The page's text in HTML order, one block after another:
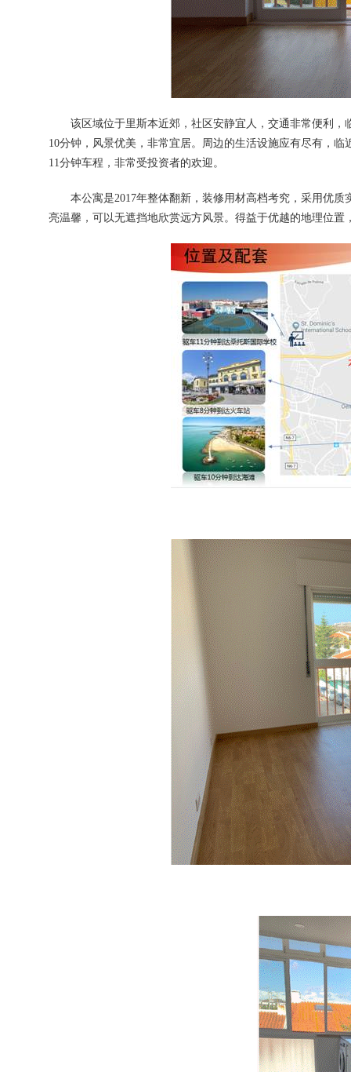
该区域位于里斯本近郊，社区安静宜人，交通非常便利，
10分钟，风景优美，非常宜居。周边的生活设施应有尽有，
11分钟车程，非常受投资者的欢迎。
本公寓是2017年整体翻新，装修用材高档考究，采用优质
亮温馨，可以无遮挡地欣赏远方风景。得益于优越的地理位